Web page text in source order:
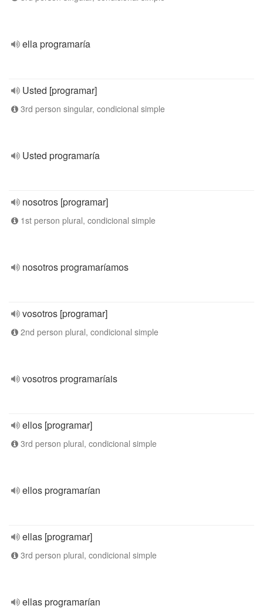
ella programaría
Usted [programar]
3rd person singular, condicional simple
Usted programaría
nosotros [programar]
1st person plural, condicional simple
nosotros programaríamos
vosotros [programar]
2nd person plural, condicional simple
vosotros programaríais
ellos [programar]
3rd person plural, condicional simple
ellos programarían
ellas [programar]
3rd person plural, condicional simple
ellas programarían